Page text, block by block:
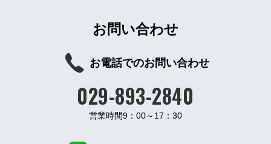
お問い合わせ
お電話でのお問い合わせ
029-893-2840
営業時間9：00～17：30